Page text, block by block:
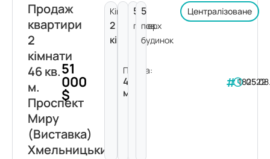
Продаж
квартири
2
кімнати
46 кв.
м.
Проспект
Миру
(Виставка)
Хмельницький
51
000
$
Кімнат:
2
кімнати
Площа:
46
м²
5
поверх
5
пов.
будинок
Централізоване
182522